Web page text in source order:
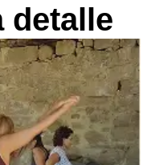
detalle